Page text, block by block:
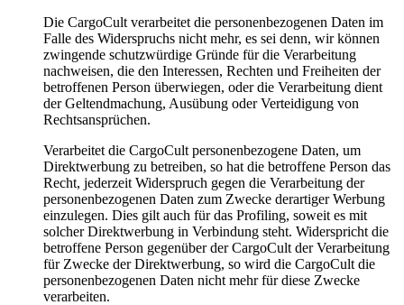
Die CargoCult verarbeitet die personenbezogenen Daten im
Falle des Widerspruchs nicht mehr, es sei denn, wir können
zwingende schutzwürdige Gründe für die Verarbeitung
nachweisen, die den Interessen, Rechten und Freiheiten der
betroffenen Person überwiegen, oder die Verarbeitung dient
der Geltendmachung, Ausübung oder Verteidigung von
Rechtsansprüchen.
Verarbeitet die CargoCult personenbezogene Daten, um
Direktwerbung zu betreiben, so hat die betroffene Person das
Recht, jederzeit Widerspruch gegen die Verarbeitung der
personenbezogenen Daten zum Zwecke derartiger Werbung
einzulegen. Dies gilt auch für das Profiling, soweit es mit
solcher Direktwerbung in Verbindung steht. Widerspricht die
betroffene Person gegenüber der CargoCult der Verarbeitung
für Zwecke der Direktwerbung, so wird die CargoCult die
personenbezogenen Daten nicht mehr für diese Zwecke
verarbeiten.